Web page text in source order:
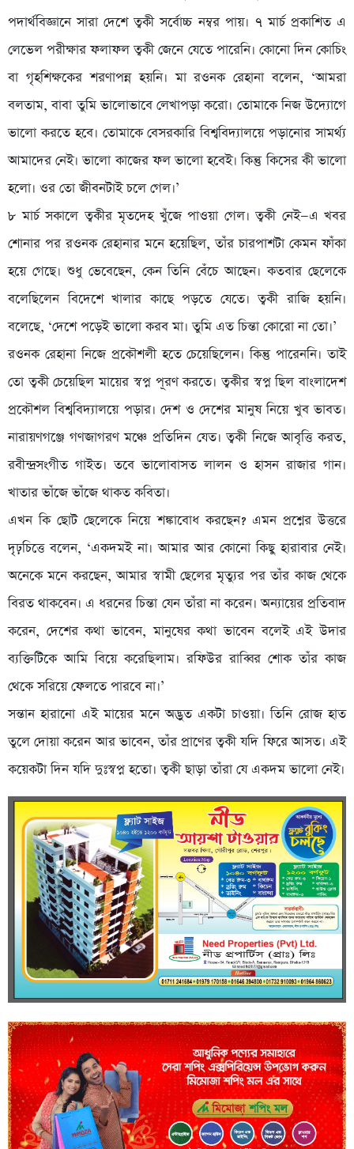
পদার্থবিজ্ঞানে সারা দেশে ত্বকী সর্বোচ্চ নম্বর পায়। ৭ মার্চ প্রকাশিত এ
লেভেল পরীক্ষার ফলাফল ত্বকী জেনে যেতে পারেনি। কোনো দিন কোচিং
বা গৃহশিক্ষকের শরণাপন্ন হয়নি। মা রওনক রেহানা বলেন, ‘আমরা
বলতাম, বাবা তুমি ভালোভাবে লেখাপড়া করো। তোমাকে নিজ উদ্যোগে
ভালো করতে হবে। তোমাকে বেসরকারি বিশ্ববিদ্যালয়ে পড়ানোর সামর্থ্য
আমাদের নেই। ভালো কাজের ফল ভালো হবেই। কিন্তু কিসের কী ভালো
হলো। ওর তো জীবনটাই চলে গেল।’
৮ মার্চ সকালে ত্বকীর মৃতদেহ খুঁজে পাওয়া গেল। ত্বকী নেই—এ খবর
শোনার পর রওনক রেহানার মনে হয়েছিল, তাঁর চারপাশটা কেমন ফাঁকা
হয়ে গেছে। শুধু ভেবেছেন, কেন তিনি বেঁচে আছেন। কতবার ছেলেকে
বলেছিলেন বিদেশে খালার কাছে পড়তে যেতে। ত্বকী রাজি হয়নি।
বলেছে, ‘দেশে পড়েই ভালো করব মা। তুমি এত চিন্তা কোরো না তো।’
রওনক রেহানা নিজে প্রকৌশলী হতে চেয়েছিলেন। কিন্তু পারেননি। তাই
তো ত্বকী চেয়েছিল মায়ের স্বপ্ন পূরণ করতে। ত্বকীর স্বপ্ন ছিল বাংলাদেশ
প্রকৌশল বিশ্ববিদ্যালয়ে পড়ার। দেশ ও দেশের মানুষ নিয়ে খুব ভাবত।
নারায়ণগঞ্জে গণজাগরণ মঞ্চে প্রতিদিন যেত। ত্বকী নিজে আবৃত্তি করত,
রবীন্দ্রসংগীত গাইত। তবে ভালোবাসত লালন ও হাসন রাজার গান।
খাতার ভাঁজে ভাঁজে থাকত কবিতা।
এখন কি ছোট ছেলেকে নিয়ে শঙ্কাবোধ করছেন? এমন প্রশ্নের উত্তরে
দৃঢ়চিত্তে বলেন, ‘একদমই না। আমার আর কোনো কিছু হারাবার নেই।
অনেকে মনে করছেন, আমার স্বামী ছেলের মৃত্যুর পর তাঁর কাজ থেকে
বিরত থাকবেন। এ ধরনের চিন্তা যেন তাঁরা না করেন। অন্যায়ের প্রতিবাদ
করেন, দেশের কথা ভাবেন, মানুষের কথা ভাবেন বলেই এই উদার
ব্যক্তিটিকে আমি বিয়ে করেছিলাম। রফিউর রাব্বির শোক তাঁর কাজ
থেকে সরিয়ে ফেলতে পারবে না।’
সন্তান হারানো এই মায়ের মনে অদ্ভুত একটা চাওয়া। তিনি রোজ হাত
তুলে দোয়া করেন আর ভাবেন, তাঁর প্রাণের ত্বকী যদি ফিরে আসত। এই
কয়েকটা দিন যদি দুঃস্বপ্ন হতো। ত্বকী ছাড়া তাঁরা যে একদম ভালো নেই।